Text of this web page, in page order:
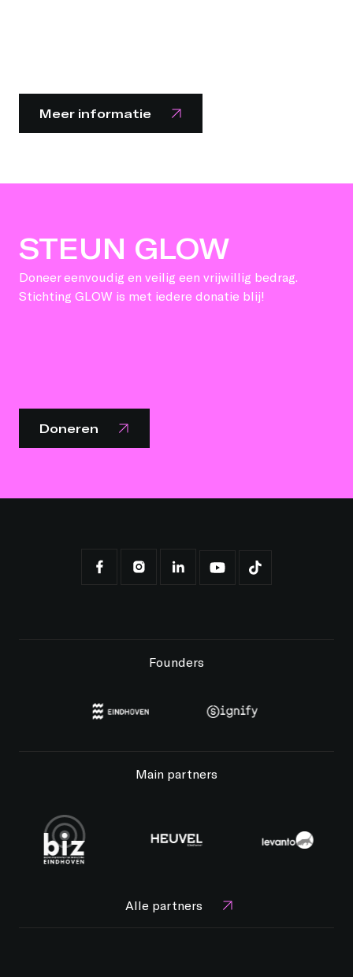
Meer informatie
STEUN GLOW
Doneer eenvoudig en veilig een vrijwillig bedrag.
Stichting GLOW is met iedere donatie blij!
Doneren
Founders
Main partners
Alle partners